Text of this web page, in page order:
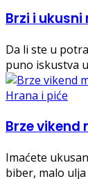
Brzi i
Da li ste u
puno iskustva
Hrana i piće
Brze vikend
Imaćete
biber, malo